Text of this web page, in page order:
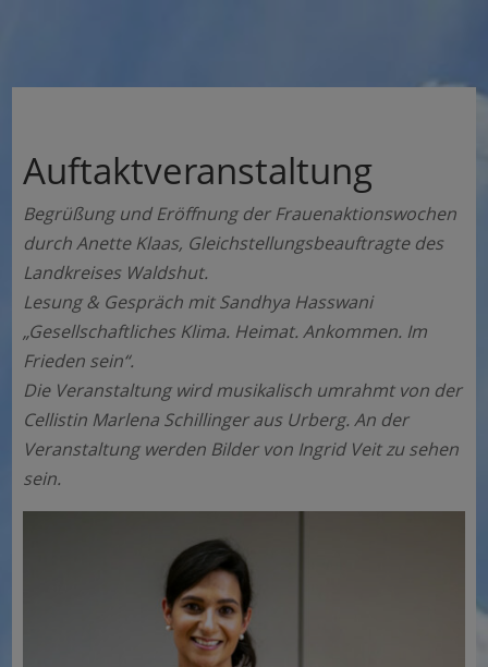
Auftaktveranstaltung
Begrüßung und Eröffnung der Frauenaktionswochen
durch Anette Klaas, Gleichstellungsbeauftragte des
Landkreises Waldshut.
Lesung & Gespräch mit Sandhya Hasswani
„Gesellschaftliches Klima. Heimat. Ankommen. Im
Frieden sein“.
Die Veranstaltung wird musikalisch umrahmt von der
Cellistin Marlena Schillinger aus Urberg. An der
Veranstaltung werden Bilder von Ingrid Veit zu sehen
sein.